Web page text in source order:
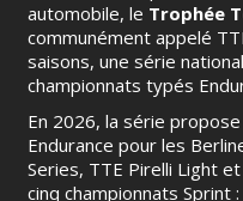
automobile, le Trophée
communément appelé
saisons, une série
championnats typés
En 2026, la série
Endurance pour les
Series, TTE Pirelli Light
cinq championnats Sprint